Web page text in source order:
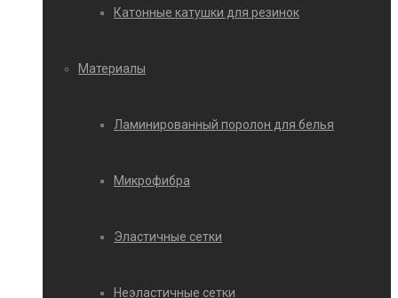
Катонные катушки для резинок
Материалы
Ламинированный поролон для белья
Микрофибра
Эластичные сетки
Неэластичные сетки